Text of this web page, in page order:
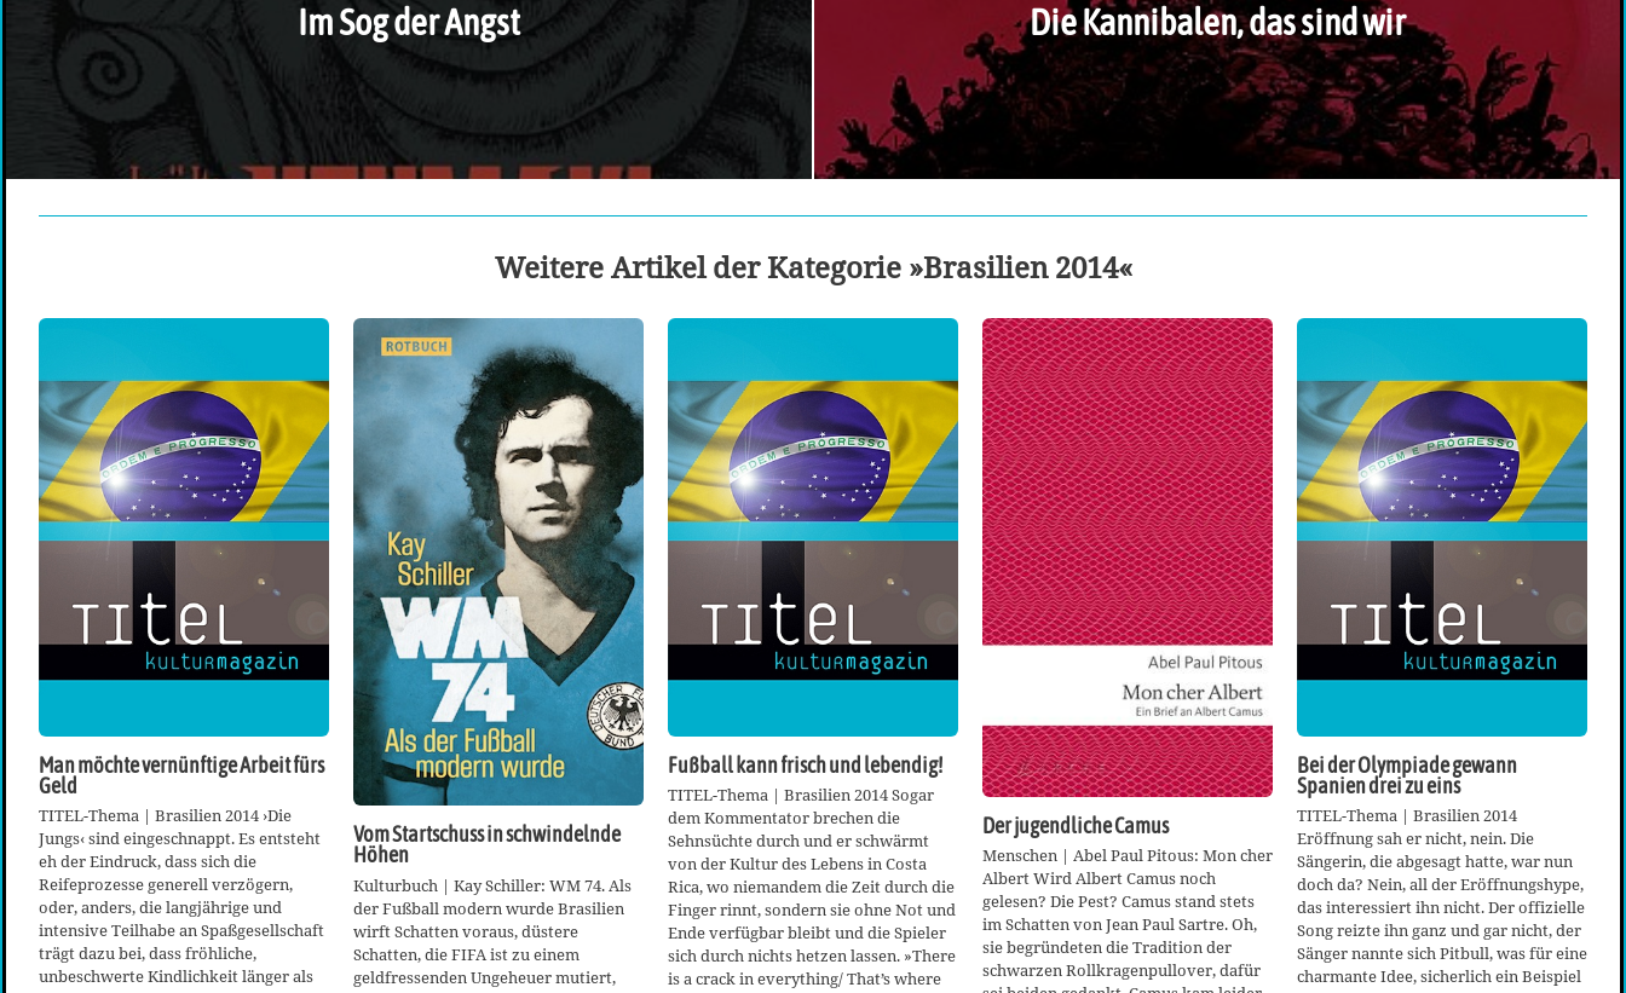
Im Sog der Angst Die Kannibalen, das sind wir
Weitere Artikel der Kategorie »Brasilien 2014«
Man möchte vernünftige Arbeit fürs
Geld
TITEL-Thema | Brasilien 2014 ›Die
Jungs‹ sind eingeschnappt. Es entsteht
eh der Eindruck, dass sich die
Reifeprozesse generell verzögern,
oder, anders, die langjährige und
intensive Teilhabe an Spaßgesellschaft
trägt dazu bei, dass fröhliche,
unbeschwerte Kindlichkeit länger als
Vom Startschuss in schwindelnde
Höhen
Kulturbuch | Kay Schiller: WM 74. Als
der Fußball modern wurde Brasilien
wirft Schatten voraus, düstere
Schatten, die FIFA ist zu einem
geldfressenden Ungeheuer mutiert,
Fußball kann frisch und lebendig!
TITEL-Thema | Brasilien 2014 Sogar
dem Kommentator brechen die
Sehnsüchte durch und er schwärmt
von der Kultur des Lebens in Costa
Rica, wo niemandem die Zeit durch die
Finger rinnt, sondern sie ohne Not und
Ende verfügbar bleibt und die Spieler
sich durch nichts hetzen lassen. »There
is a crack in everything/ That’s where
Der jugendliche Camus
Menschen | Abel Paul Pitous: Mon cher
Albert Wird Albert Camus noch
gelesen? Die Pest? Camus stand stets
im Schatten von Jean Paul Sartre. Oh,
sie begründeten die Tradition der
schwarzen Rollkragenpullover, dafür
Bei der Olympiade gewann
Spanien drei zu eins
TITEL-Thema | Brasilien 2014
Eröffnung sah er nicht, nein. Die
Sängerin, die abgesagt hatte, war nun
doch da? Nein, all der Eröffnungshype,
das interessiert ihn nicht. Der offizielle
Song reizte ihn ganz und gar nicht, der
Sänger nannte sich Pitbull, was für eine
charmante Idee, sicherlich ein Beispiel